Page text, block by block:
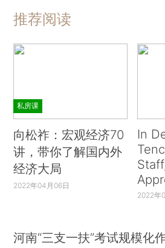
推荐阅读
私房课
向松祚：宏观经济70
讲，带你了解国内外
经济大局
2022年04月06日
In
2022年
河南“三支一扶”考试规模化